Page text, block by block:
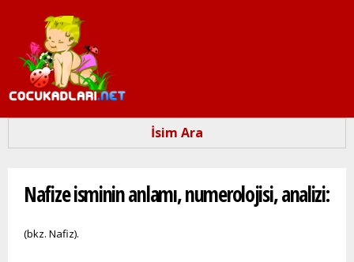
İsim Ara
Nafize isminin anlamı, numerolojisi, analizi:
(bkz. Nafiz).